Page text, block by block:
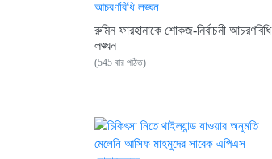
রুমিন ফারহানাকে শোকজ-নির্বাচনী আচরণবিধি
লঙ্ঘন
(545 বার পঠিত)